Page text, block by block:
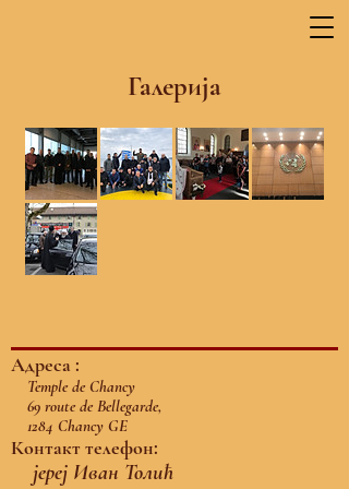
Галерија
Адреса :
Temple de Chancy
69 route de Bellegarde,
1284 Chancy GE
Контакт телефон:
јереј Иван Толић